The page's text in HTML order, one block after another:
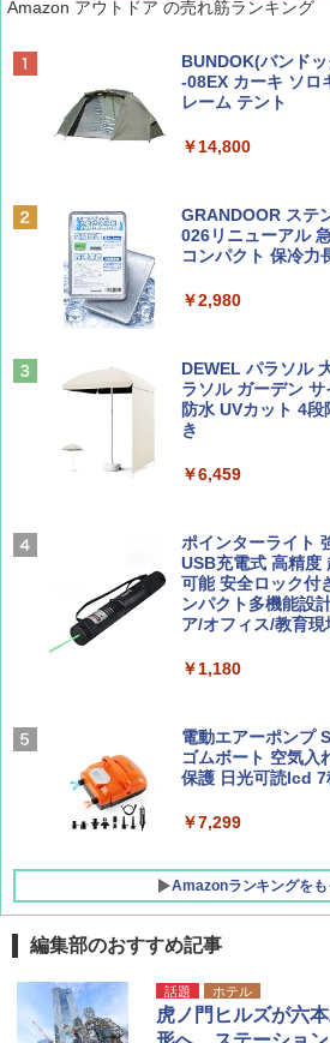
ディズニーファ
誌] (ＤＩＳＮＥＹ
Coyote No.89 特
￥1,540
山と溪谷 2026年8
￥1,540
集】ボーイング
￥1,760
BE-PAL(ビ-パル)
￥1,500
D40 地球の歩き方
力的な町 2026～
A09 地球の歩き方
球の歩き方A ヨー
A26 地球の歩き方
ァキア 2026～
パ
￥2,695
新しい日本地理 地
￥1,540
[キャンパーズコレ
プテント 傘みたい
ッとサンシェード
&ハイキング カー
PYKES PEAK (パ
人用 折りたたみ 防
￥-
テント ワンタッチ
￥5,499
[キャンパーズコレ
広げるだけ パッと
簡単設置 ポップア
￥8,991
X 2人用 3人用 キャ
￥20,718
Amazon アウトドア の売れ筋ランキング
BUNDOK(バンド
-08EX カーキ ソロ
レーム テント
￥14,800
GRANDOOR ステ
026リニューアル
コンパクト 保冷力
￥2,980
DEWEL パラソル
ラソル ガーデン
防水 UVカット 4
き
￥6,459
ポインターライト
USB充電式 高精度
可能 安全ロック付
ンパクト多機能設
ア/オフィス/教育
￥1,180
電動エアーポンプ
ゴムボート 空気入
保護 日光可読lcd 7
￥7,299
Amazonランキングをも
編集部のおすすめ記事
話題 ホテル
虎ノ門ヒルズが六